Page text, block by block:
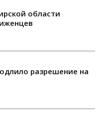
области
разрешение на